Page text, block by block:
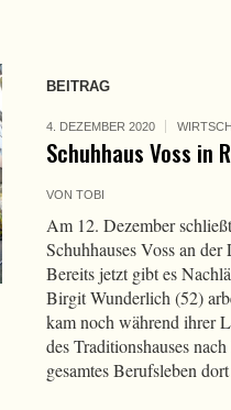
BEITRAG
4. DEZEMBER 2020
Schuhhaus Voss in
VON TOBI
Am 12. Dezember
Schuhhauses Voss an
Bereits jetzt gibt es
Birgit Wunderlich (52)
kam noch während ihrer
des Traditionshauses
gesamtes Berufsleben